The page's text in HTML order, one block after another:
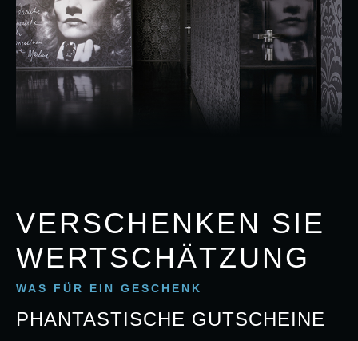
VERSCHENKEN SIE
WERTSCHÄTZUNG
WAS FÜR EIN GESCHENK
PHANTASTISCHE GUTSCHEINE